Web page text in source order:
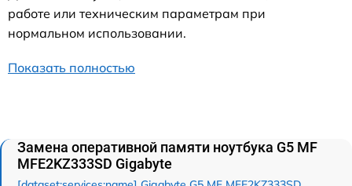
работе или техническим параметрам при
нормальном использовании.
Показать полностью
Замена оперативной памяти ноутбука G5 MF
MFE2KZ333SD Gigabyte